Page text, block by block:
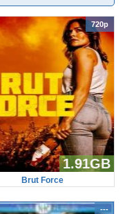
720p
1.91GB
Brut Force
---